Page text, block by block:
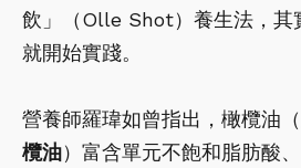
飲」（Olle Shot）養生法，其
就開始實踐。
營養師羅瑋如曾指出，橄欖油
欖油）富含單元不飽和脂肪酸